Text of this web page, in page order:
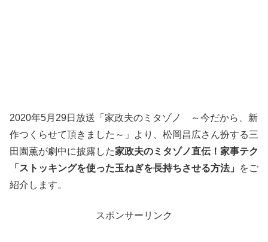
2020年5月29日放送「家政夫のミタゾノ ～今だから、新
作つくらせて頂きました～」より、松岡昌広さん扮する三
田園薫が劇中に披露した家政夫のミタゾノ直伝！家事テク
「ストッキングを使った玉ねぎを長持ちさせる方法」
をご
紹介します。
スポンサーリンク